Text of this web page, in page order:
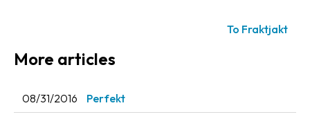
terms
Pickups
To Fraktjakt
More articles
08/31/2016 Perfekt